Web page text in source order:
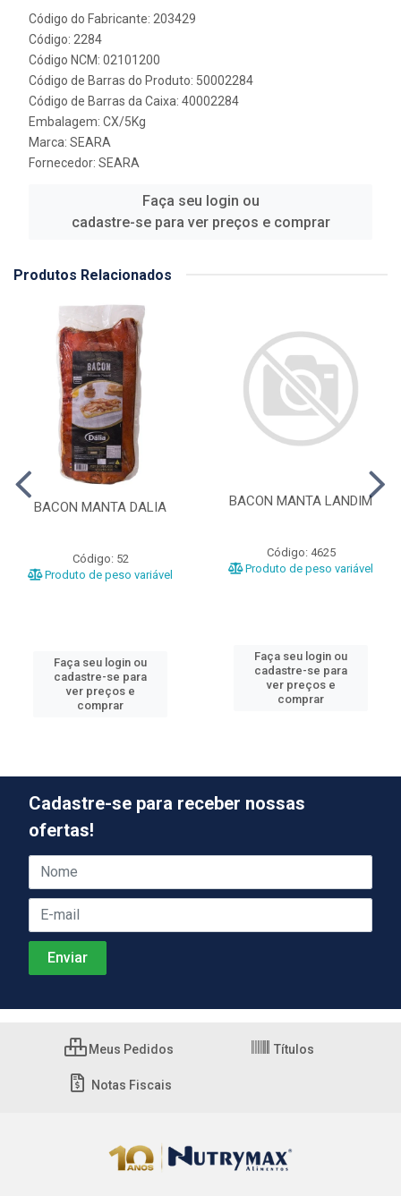
Código do Fabricante: 203429
Código: 2284
Código NCM: 02101200
Código de Barras do Produto: 50002284
Código de Barras da Caixa: 40002284
Embalagem: CX/5Kg
Marca: SEARA
Fornecedor: SEARA
Faça seu login ou
cadastre-se para ver preços e comprar
Produtos Relacionados
BACON MANTA DALIA
Código: 52
Produto de peso variável
Faça seu login ou
cadastre-se para
ver preços e
comprar
BACON MANTA LANDIM
Código: 4625
Produto de peso variável
Faça seu login ou
cadastre-se para
ver preços e
comprar
Cadastre-se para receber nossas
ofertas!
Meus Pedidos Títulos
Notas Fiscais